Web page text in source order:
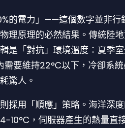
的電力」——這個數字並非行
理原理的必然結果。傳統陸
是「對抗」環境溫度：夏季
需要維持22°C以下，冷卻系
驚人。
採用「順應」策略。海洋深
10°C，伺服器產生的熱量直